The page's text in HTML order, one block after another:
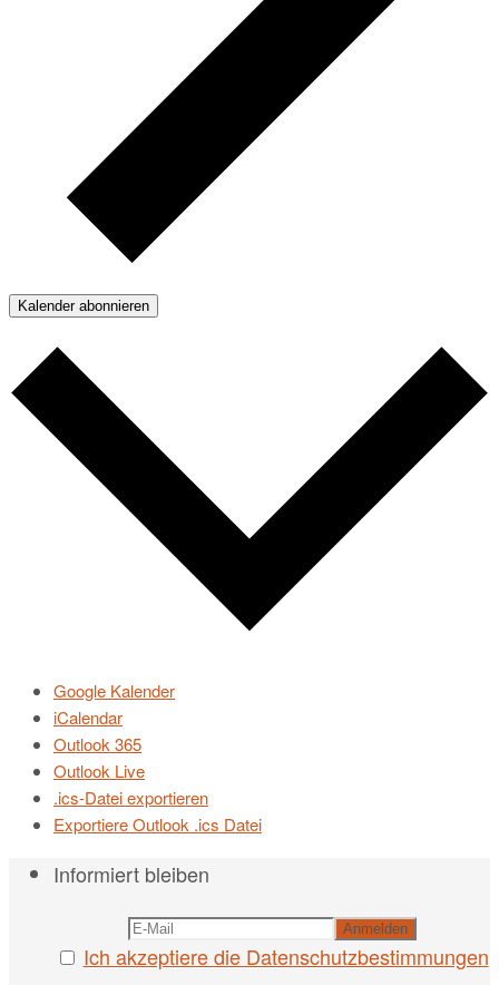
Kalender abonnieren
Google Kalender
iCalendar
Outlook 365
Outlook Live
.ics-Datei exportieren
Exportiere Outlook .ics Datei
Informiert bleiben
Ich akzeptiere die Datenschutzbestimmungen